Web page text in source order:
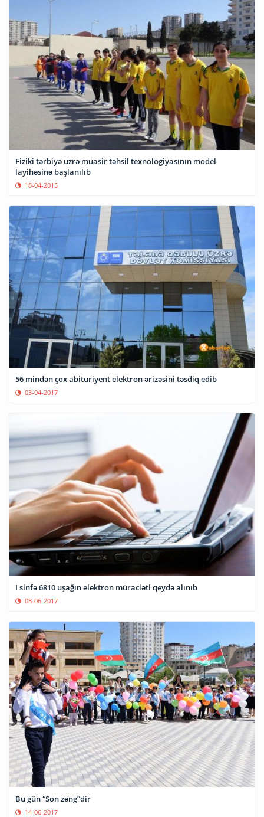
Fiziki tərbiyə üzrə müasir təhsil texnologiyasının model
layihəsinə başlanılıb
18-04-2015
56 mindən çox abituriyent elektron ərizəsini təsdiq edib
03-04-2017
I sinfə 6810 uşağın elektron müraciəti qeydə alınıb
08-06-2017
Bu gün “Son zəng”dir
14-06-2017